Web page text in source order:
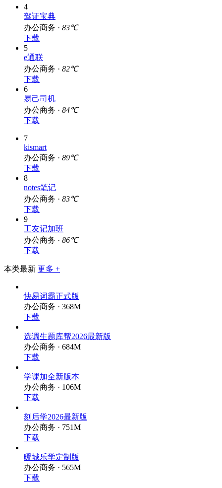
4
驾证宝典
办公商务 ·
下载
5
e通联
办公商务 ·
下载
6
易己司机
办公商务 ·
7
kismart
办公商务 ·
下载
8
notes笔记
办公商务 ·
下载
9
工友记加班
办公商务 ·
下载
快易词霸正式版
办公商务 · 368M
下载
选调生题库帮2026最新版
办公商务 · 684M
下载
学课加全新版本
下载
刻后学2026最新版
下载
暖城乐学定制版